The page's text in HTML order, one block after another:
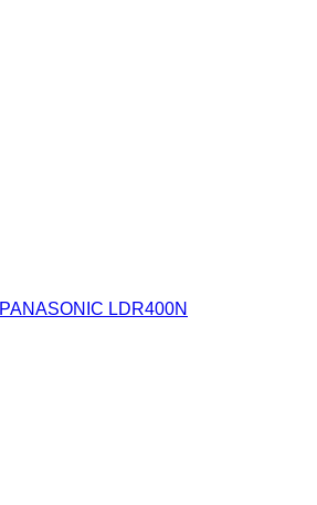
LDR400N